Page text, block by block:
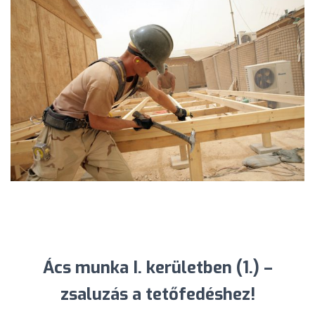
Ács munka I. kerületben (1.) –
zsaluzás a tetőfedéshez!